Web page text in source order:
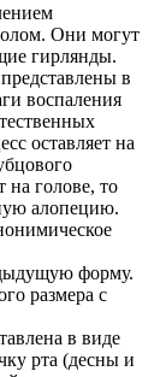
Они могут
гирлянды.
в
воспаления
оставляет на
на голове, то
алопецию.
форму.
размера с
в виде
рта (десны и